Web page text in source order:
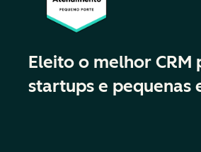
Eleito o melhor CRM
startups e pequenas